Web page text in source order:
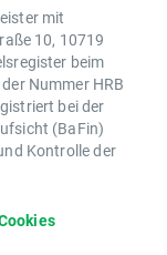
mit
10, 10719
beim
Nummer HRB
bei der
(BaFin)
Kontrolle der